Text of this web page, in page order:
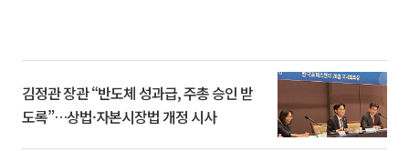
김정관 장관 “반도체 성과급, 주총 승인 받
도록”…상법·자본시장법 개정 시사